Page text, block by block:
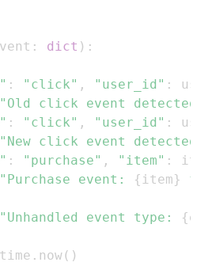
: dict ) :
: "click" , "user_id" :
click event
: "click" , "user_id" :
click event
: "purchase" , "item" :
event: {item}
event type: {
. now( )